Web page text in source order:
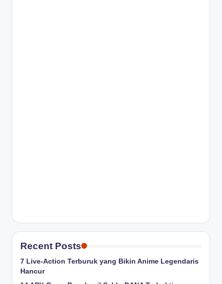
Recent Posts
7 Live-Action Terburuk yang Bikin Anime Legendaris
Hancur